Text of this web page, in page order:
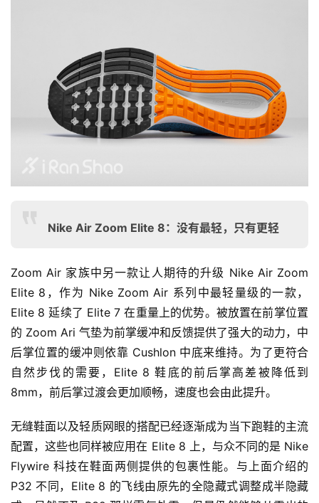
Nike Air Zoom Elite 8：没有最轻，只有更轻
Zoom Air 家族中另一款让人期待的升级 Nike Air Zoom
Elite 8，作为 Nike Zoom Air 系列中最轻量级的一款，
Elite 8 延续了 Elite 7 在重量上的优势。被放置在前掌位置
的 Zoom Ari 气垫为前掌缓冲和反馈提供了强大的动力，中
后掌位置的缓冲则依靠 Cushlon 中底来维持。为了更符合
自然步伐的需要，Elite 8 鞋底的前后掌高差被降低到
8mm，前后掌过渡会更加顺畅，速度也会由此提升。
无缝鞋面以及轻质网眼的搭配已经逐渐成为当下跑鞋的主流
配置，这些也同样被应用在 Elite 8 上，与众不同的是 Nike
Flywire 科技在鞋面两侧提供的包裹性能。与上面介绍的
P32 不同，Elite 8 的飞线由原先的全隐藏式调整成半隐藏